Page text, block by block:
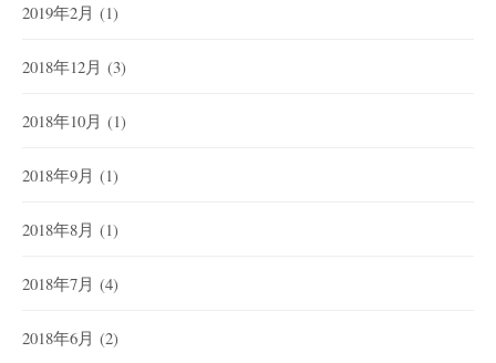
2019年2月 (1)
2018年12月 (3)
2018年10月 (1)
2018年9月 (1)
2018年8月 (1)
2018年7月 (4)
2018年6月 (2)